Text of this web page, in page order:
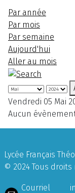
Par année
Par mois
Par semaine
Aujourd'hui
Aller au mois
Vendredi 05 Mai
Aucun
Lycée Français
© 2024 Tous droits
Courriel